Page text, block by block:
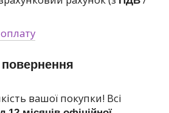
вашої покупки! Всі